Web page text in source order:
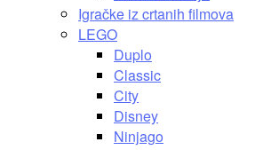
Igračke iz crtanih filmova
LEGO
Duplo
Classic
City
Disney
Ninjago